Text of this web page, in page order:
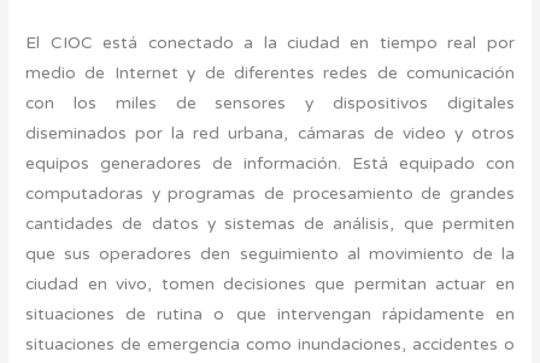
El CIOC está conectado a la ciudad en tiempo real por
medio de Internet y de diferentes redes de comunicación
con los miles de sensores y dispositivos digitales
diseminados por la red urbana, cámaras de video y otros
equipos generadores de información. Está equipado con
computadoras y programas de procesamiento de grandes
cantidades de datos y sistemas de análisis, que permiten
que sus operadores den seguimiento al movimiento de la
ciudad en vivo, tomen decisiones que permitan actuar en
situaciones de rutina o que intervengan rápidamente en
situaciones de emergencia como inundaciones, accidentes o